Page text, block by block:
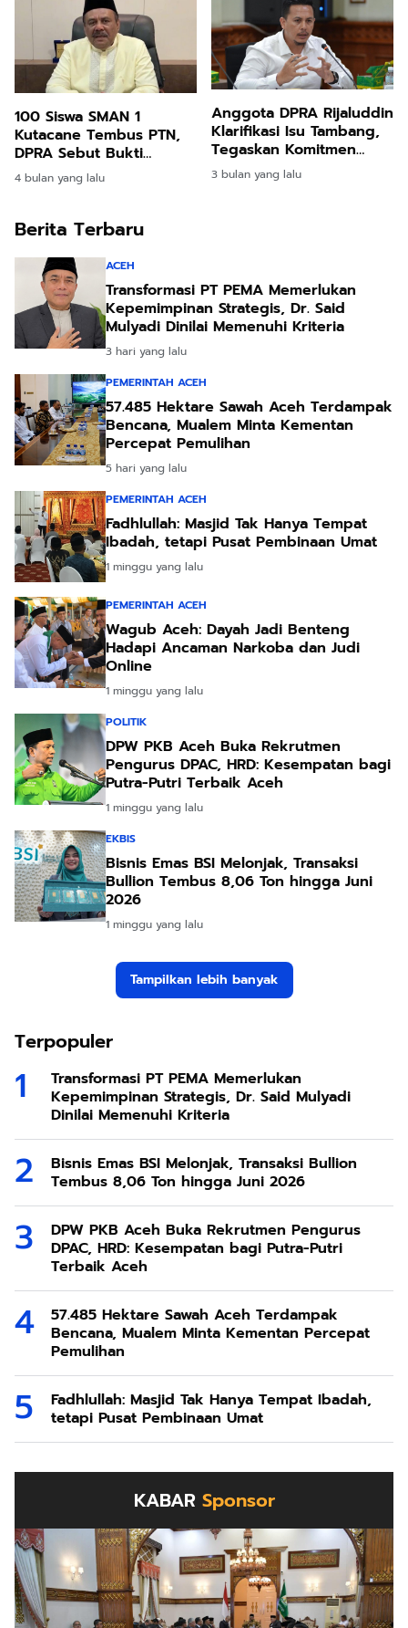
100 Siswa SMAN 1
Kutacane Tembus PTN,
DPRA Sebut Bukti
Kemajuan Pendidikan
4 bulan yang lalu
Anggota DPRA Rijaluddin
Klarifikasi Isu Tambang,
Tegaskan Komitmen
pada Program JKA
3 bulan yang lalu
Berita Terbaru
ACEH
Transformasi PT PEMA Memerlukan
Kepemimpinan Strategis, Dr. Said
Mulyadi Dinilai Memenuhi Kriteria
3 hari yang lalu
PEMERINTAH ACEH
57.485 Hektare Sawah Aceh Terdampak
Bencana, Mualem Minta Kementan
Percepat Pemulihan
5 hari yang lalu
PEMERINTAH ACEH
Fadhlullah: Masjid Tak Hanya Tempat
Ibadah, tetapi Pusat Pembinaan Umat
1 minggu yang lalu
PEMERINTAH ACEH
Wagub Aceh: Dayah Jadi Benteng
Hadapi Ancaman Narkoba dan Judi
Online
1 minggu yang lalu
POLITIK
DPW PKB Aceh Buka Rekrutmen
Pengurus DPAC, HRD: Kesempatan bagi
Putra-Putri Terbaik Aceh
1 minggu yang lalu
EKBIS
Bisnis Emas BSI Melonjak, Transaksi
Bullion Tembus 8,06 Ton hingga Juni
2026
1 minggu yang lalu
Tampilkan lebih banyak
Terpopuler
Transformasi PT PEMA Memerlukan
Kepemimpinan Strategis, Dr. Said Mulyadi
Dinilai Memenuhi Kriteria
Bisnis Emas BSI Melonjak, Transaksi Bullion
Tembus 8,06 Ton hingga Juni 2026
DPW PKB Aceh Buka Rekrutmen Pengurus
DPAC, HRD: Kesempatan bagi Putra-Putri
Terbaik Aceh
57.485 Hektare Sawah Aceh Terdampak
Bencana, Mualem Minta Kementan Percepat
Pemulihan
Fadhlullah: Masjid Tak Hanya Tempat Ibadah,
tetapi Pusat Pembinaan Umat
KABAR Sponsor